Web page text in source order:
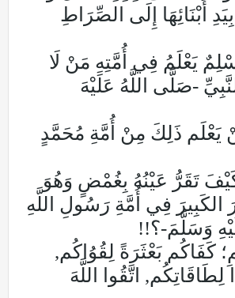
أَبْنَائِهَا إِلَى الصِّرَاطِ
يَعْلَمُ فِي أُمَّتِهِ مَنْ لَا
-صَلَّى اللَّهُ عَلَيْهَ
يَعْلَم ذَلِكَ مِنْ أُمَّةِ مُحَمَّدٍ
تَقَرُّ عَيْنُهُ بِغُمْضٍ وَهُوَ
الكَبِيرَ فِي أُمَّةِ رَسُولِ اللَّهِ
وَسَلَّمَ-؟!!
كَفَاكُم بَعْثَرَةً لِقُوُاكُم,
لِطَاقَاتِكُم, اتَّقُوا اللَّهَ